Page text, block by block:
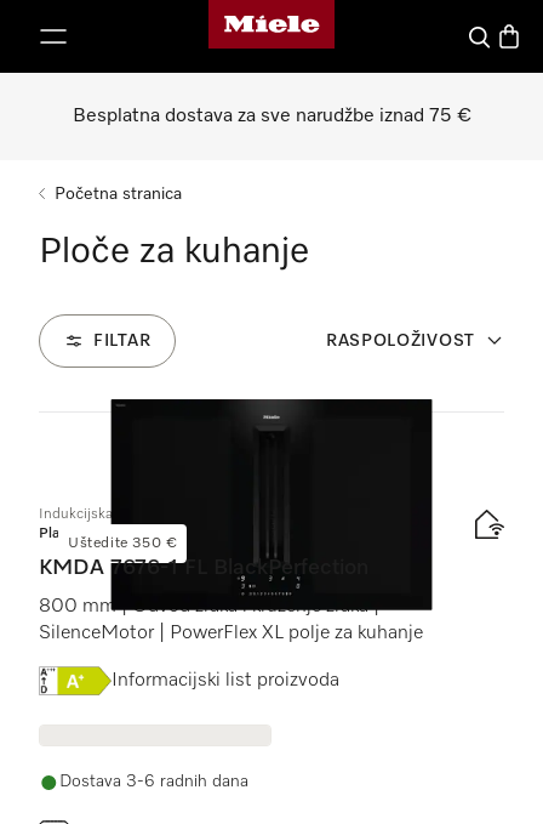
Miele početna stranica
Pretraga
Besplatna dostava za sve narudžbe iznad 75 €
Početna stranica
Ploče za kuhanje
FILTAR RASPOLOŽIVOST
Uštedite 350 €
Indukcijska ploča za kuhanje s integriranom napom
Platinum
KMDA 7676-1 FL BlackPerfection
800 mm | Odvod zraka i kruženje zraka |
SilenceMotor | PowerFlex XL polje za kuhanje
Online Label Flag, Energetska naljepnica
Informacijski list proizvoda
Dostava 3-6 radnih dana